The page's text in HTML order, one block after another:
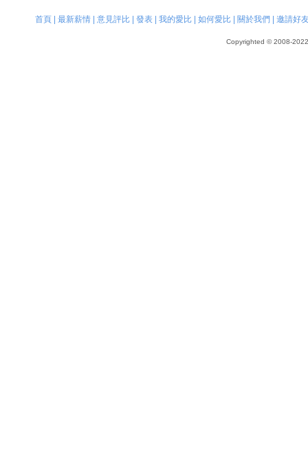
首頁| 最新薪情| 意見評比| 發表| 我的愛比| 如何愛比| 關於我們 邀請好
Copyrighted © 2008-